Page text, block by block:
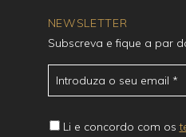
NEWSLETTER
Subscreva e fique a par
Li e concordo com os